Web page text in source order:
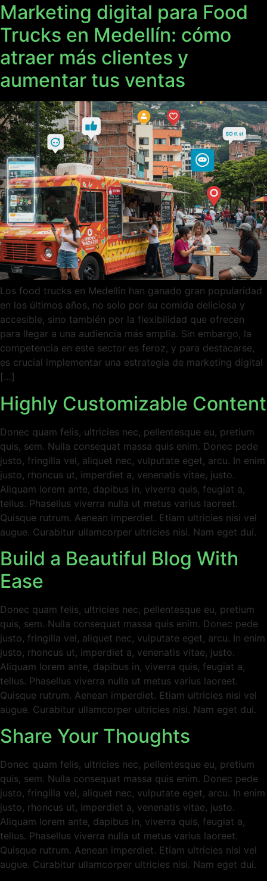
Marketing digital para Food
Trucks en Medellín: cómo
atraer más clientes y
aumentar tus ventas
Los food trucks en Medellín han ganado gran popularidad
en los últimos años, no solo por su comida deliciosa y
accesible, sino también por la flexibilidad que ofrecen
para llegar a una audiencia más amplia. Sin embargo, la
competencia en este sector es feroz, y para destacarse,
es crucial implementar una estrategia de marketing digital
[…]
Highly Customizable Content
Donec quam felis, ultricies nec, pellentesque eu, pretium
quis, sem. Nulla consequat massa quis enim. Donec pede
justo, fringilla vel, aliquet nec, vulputate eget, arcu. In enim
justo, rhoncus ut, imperdiet a, venenatis vitae, justo.
Aliquam lorem ante, dapibus in, viverra quis, feugiat a,
tellus. Phasellus viverra nulla ut metus varius laoreet.
Quisque rutrum. Aenean imperdiet. Etiam ultricies nisi vel
augue. Curabitur ullamcorper ultricies nisi. Nam eget dui.
Build a Beautiful Blog With
Ease
Donec quam felis, ultricies nec, pellentesque eu, pretium
quis, sem. Nulla consequat massa quis enim. Donec pede
justo, fringilla vel, aliquet nec, vulputate eget, arcu. In enim
justo, rhoncus ut, imperdiet a, venenatis vitae, justo.
Aliquam lorem ante, dapibus in, viverra quis, feugiat a,
tellus. Phasellus viverra nulla ut metus varius laoreet.
Quisque rutrum. Aenean imperdiet. Etiam ultricies nisi vel
augue. Curabitur ullamcorper ultricies nisi. Nam eget dui.
Share Your Thoughts
Donec quam felis, ultricies nec, pellentesque eu, pretium
quis, sem. Nulla consequat massa quis enim. Donec pede
justo, fringilla vel, aliquet nec, vulputate eget, arcu. In enim
justo, rhoncus ut, imperdiet a, venenatis vitae, justo.
Aliquam lorem ante, dapibus in, viverra quis, feugiat a,
tellus. Phasellus viverra nulla ut metus varius laoreet.
Quisque rutrum. Aenean imperdiet. Etiam ultricies nisi vel
augue. Curabitur ullamcorper ultricies nisi. Nam eget dui.